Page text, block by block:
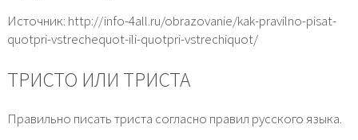
Источник: http://info-4all.ru/obrazovanie/kak-pravilno-pisat-
quotpri-vstrechequot-ili-quotpri-vstrechiquot/
ТРИСТО ИЛИ ТРИСТА
Правильно писать триста согласно правил русского языка.